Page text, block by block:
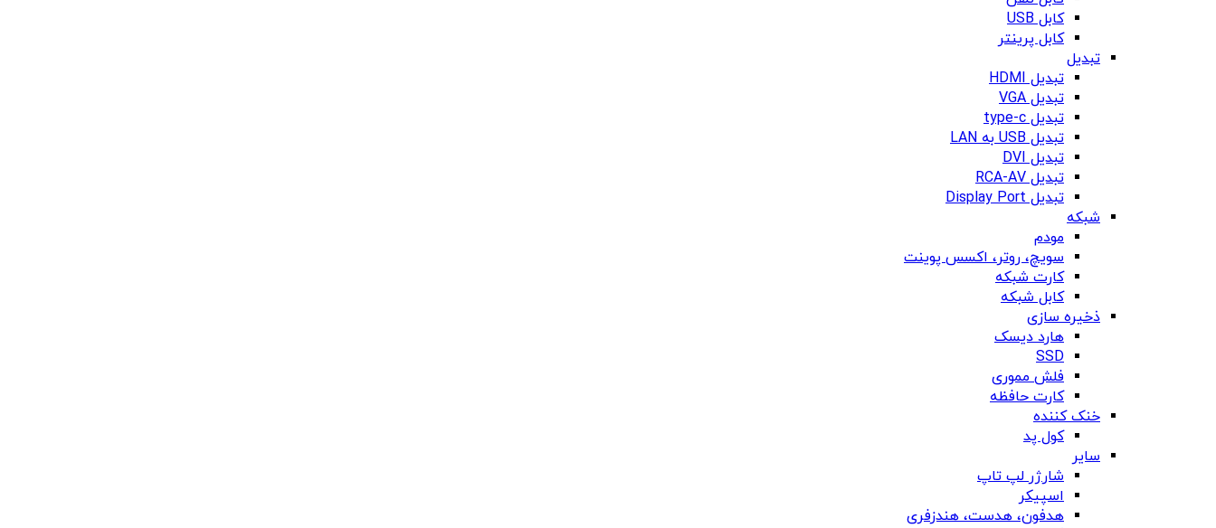
کابل USB
کابل پرینتر
تبدیل
تبدیل HDMI
تبدیل VGA
تبدیل type-c
تبدیل USB به LAN
تبدیل DVI
تبدیل RCA-AV
تبدیل Display Port
شبکه
مودم
سویچ، روتر، اکسس پوینت
کارت شبکه
کابل شبکه
ذخیره سازی
هارد دیسک
SSD
فلش مموری
کارت حافظه
خنک کننده
کول پد
سایر
شارژر لپ تاپ
اسپیکر
هدفون، هدست، هندزفری